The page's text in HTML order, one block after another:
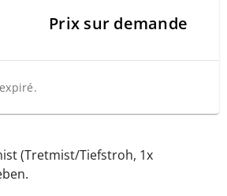
Prix sur demande
(Tretmist/Tiefstroh, 1x